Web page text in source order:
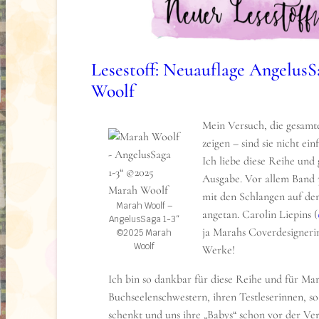
View this post on
Über das Buch (formally known as
Nullpunkt erreicht. Keine Familie. Kein
auf Schule. Und was war eigentlich mit
der großen Klappe, anfängt ihm auf die
alles nur noch schlimmer …Oder? Eine
Verlust, das Erwachsenwerden … und auch
die Liebe
Mo Kast „ Null Punkt“ ©2021 Mo Kast
Lesestoff: Neuauflage
Woolf
Marah Woolf –
AngelusSaga 1-3“
©2025 Marah
Woolf
Mein Versuch, die
zeigen – sind sie nicht
Ich liebe diese Reihe und
Ausgabe. Vor allem Band
mit den Schlangen auf
angetan. Carolin Liepins (
ja Marahs
Werke!
Ich bin so dankbar für diese Reihe und für
Buchseelenschwestern, ihren Testleserinnen,
schenkt und uns ihre „Babys“ schon vor der